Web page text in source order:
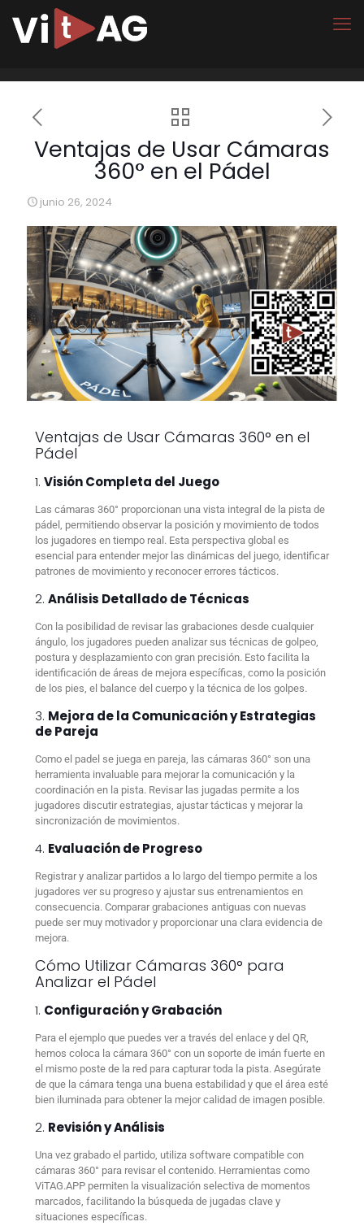
Ventajas de Usar Cámaras
360° en el Pádel
junio 26, 2024
Ventajas de Usar Cámaras 360° en el
Pádel
1. Visión Completa del Juego
Las cámaras 360° proporcionan una vista integral de la pista de
pádel, permitiendo observar la posición y movimiento de todos
los jugadores en tiempo real. Esta perspectiva global es
esencial para entender mejor las dinámicas del juego, identificar
patrones de movimiento y reconocer errores tácticos.
2. Análisis Detallado de Técnicas
Con la posibilidad de revisar las grabaciones desde cualquier
ángulo, los jugadores pueden analizar sus técnicas de golpeo,
postura y desplazamiento con gran precisión. Esto facilita la
identificación de áreas de mejora específicas, como la posición
de los pies, el balance del cuerpo y la técnica de los golpes.
3. Mejora de la Comunicación y Estrategias
de Pareja
Como el padel se juega en pareja, las cámaras 360° son una
herramienta invaluable para mejorar la comunicación y la
coordinación en la pista. Revisar las jugadas permite a los
jugadores discutir estrategias, ajustar tácticas y mejorar la
sincronización de movimientos.
4. Evaluación de Progreso
Registrar y analizar partidos a lo largo del tiempo permite a los
jugadores ver su progreso y ajustar sus entrenamientos en
consecuencia. Comparar grabaciones antiguas con nuevas
puede ser muy motivador y proporcionar una clara evidencia de
mejora.
Cómo Utilizar Cámaras 360° para
Analizar el Pádel
1. Configuración y Grabación
Para el ejemplo que puedes ver a través del enlace y del QR,
hemos coloca la cámara 360° con un soporte de imán fuerte en
el mismo poste de la red para capturar toda la pista. Asegúrate
de que la cámara tenga una buena estabilidad y que el área esté
bien iluminada para obtener la mejor calidad de imagen posible.
2. Revisión y Análisis
Una vez grabado el partido, utiliza software compatible con
cámaras 360° para revisar el contenido. Herramientas como
ViTAG.APP permiten la visualización selectiva de momentos
marcados, facilitando la búsqueda de jugadas clave y
situaciones específicas.